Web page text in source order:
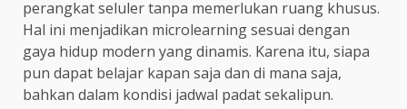
perangkat seluler tanpa memerlukan ruang khusus.
Hal ini menjadikan microlearning sesuai dengan
gaya hidup modern yang dinamis. Karena itu, siapa
pun dapat belajar kapan saja dan di mana saja,
bahkan dalam kondisi jadwal padat sekalipun.